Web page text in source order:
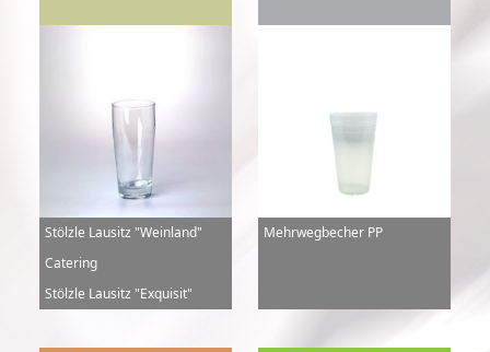
Stölzle Lausitz "Weinland"
Catering
Stölzle Lausitz "Exquisit"
Mehrwegbecher PP